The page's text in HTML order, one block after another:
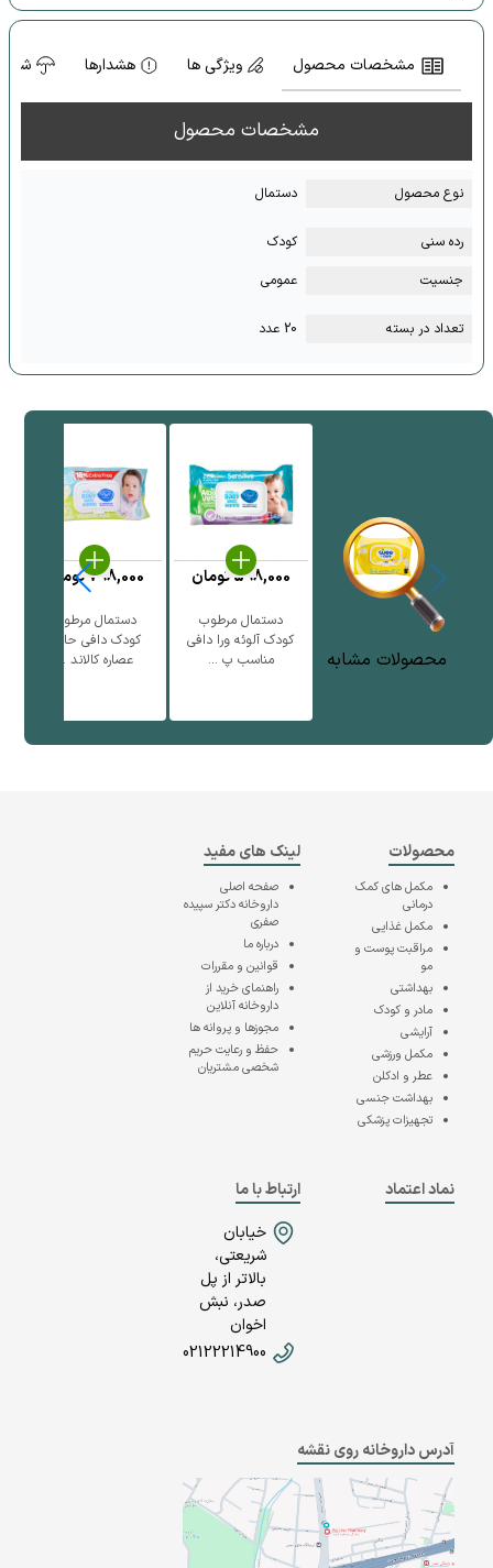
مشخصات محصول ویژگی ها هشدارها
مشخصات محصول
نوع محصول دستمال
رده سنی
کودک
جنسیت
عمومی
تعداد در بسته 20 عدد
محصولات مشابه
دستمال مرطوب
کودک آلوئه ورا دافی
مناسب پ ...
598,000تومان
دستمال مرطوب
کودک دافی حاوی
عصاره کالاند ...
798,000تومان
محصولات
مکمل های کمک
درمانی
مکمل غذایی
مراقبت پوست و
مو
بهداشتی
مادر و کودک
آرایشی
مکمل ورزشی
عطر و ادکلن
بهداشت جنسی
تجهیزات پزشکی
لینک های مفید
صفحه اصلی
داروخانه دکتر سپیده
صفری
درباره ما
قوانین و مقررات
راهنمای خرید از
داروخانه آنلاین
مجوزها و پروانه ها
حفظ و رعایت حریم
شخصی مشتریان
نماد اعتماد
ارتباط با ما
خیابان
شریعتی،
بالاتر از پل
صدر، نبش
اخوان
02122214900
آدرس داروخانه روی نقشه